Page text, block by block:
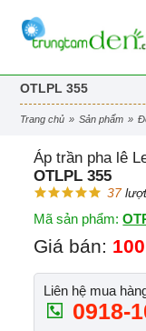
OTLPL 355
trang chủ » sản phẩm »
Áp trần pha lê
OTLPL 355
37
Mã sản phẩm:
Giá bán:
Liên hệ mua
0918-